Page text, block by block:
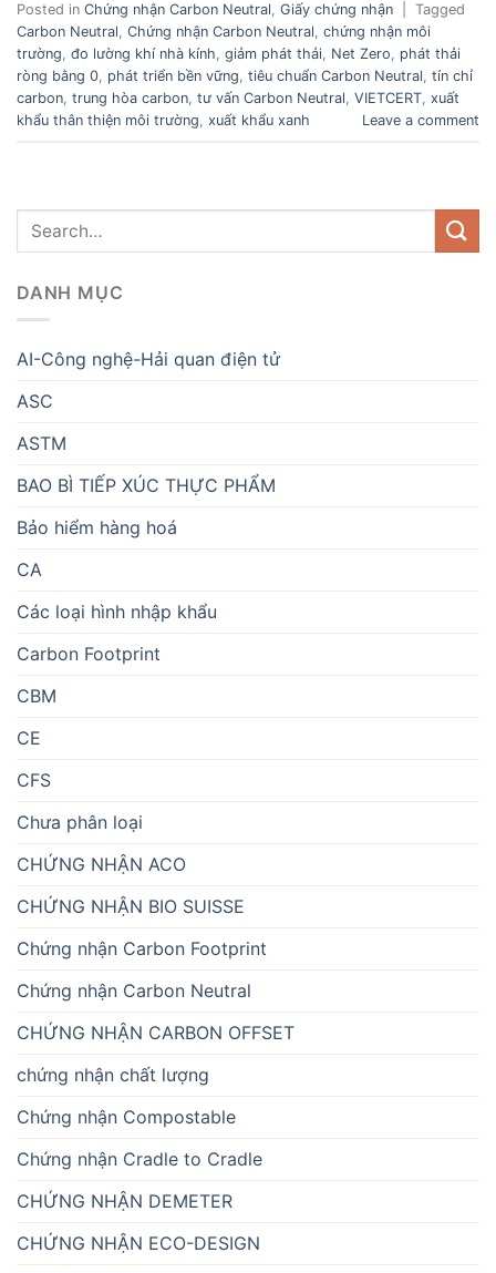
Posted in Chứng nhận Carbon Neutral, Giấy chứng nhận
Tagged
Carbon Neutral, Chứng nhận Carbon Neutral, chứng nhận môi
trường, đo lường khí nhà kính, giảm phát thải, Net Zero, phát thải
ròng bằng 0, phát triển bền vững, tiêu chuẩn Carbon Neutral, tín chỉ
carbon, trung hòa carbon, tư vấn Carbon Neutral, VIETCERT, xuất
khẩu thân thiện môi trường, xuất khẩu xanh Leave a comment
DANH MỤC
AI-Công nghệ-Hải quan điện tử
ASC
ASTM
BAO BÌ TIẾP XÚC THỰC PHẨM
Bảo hiểm hàng hoá
CA
Các loại hình nhập khẩu
Carbon Footprint
CBM
CE
CFS
Chưa phân loại
CHỨNG NHẬN ACO
CHỨNG NHẬN BIO SUISSE
Chứng nhận Carbon Footprint
Chứng nhận Carbon Neutral
CHỨNG NHẬN CARBON OFFSET
chứng nhận chất lượng
Chứng nhận Compostable
Chứng nhận Cradle to Cradle
CHỨNG NHẬN DEMETER
CHỨNG NHẬN ECO-DESIGN